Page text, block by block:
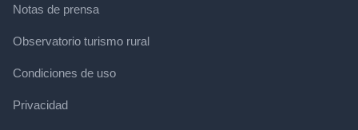
Notas de prensa
Observatorio turismo rural
Condiciones de uso
Privacidad